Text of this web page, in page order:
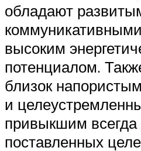
обладают
высоким
потенциалом.
близок напористым
и
привыкшим всегда
поставленных